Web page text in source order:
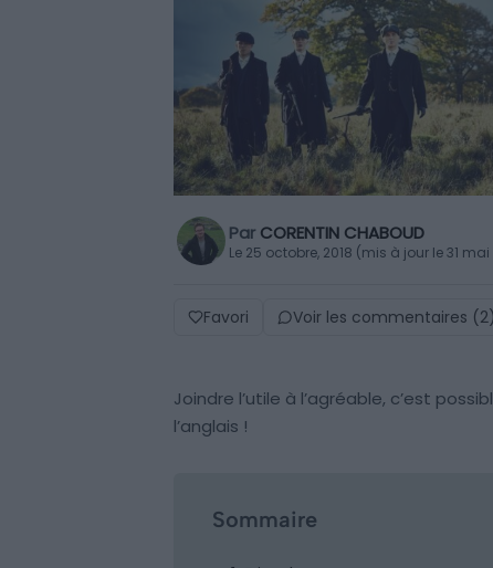
Par CORENTIN CHABOUD
Le 25 octobre, 2018 (mis à jour le 31 mai
Favori Voir les commentaires (2)
Joindre l’utile à l’agréable, c’est
l’anglais !
Sommaire